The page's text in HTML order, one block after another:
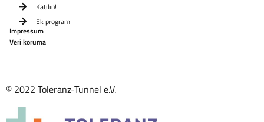
Katılın!
Ek program
Impressum
Veri koruma
© 2022 Toleranz-Tunnel e.V.